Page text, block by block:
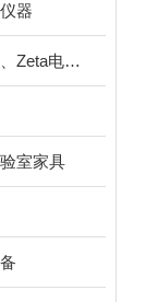
器
颗粒粒度、计数、Zeta电位分析仪器
室家具